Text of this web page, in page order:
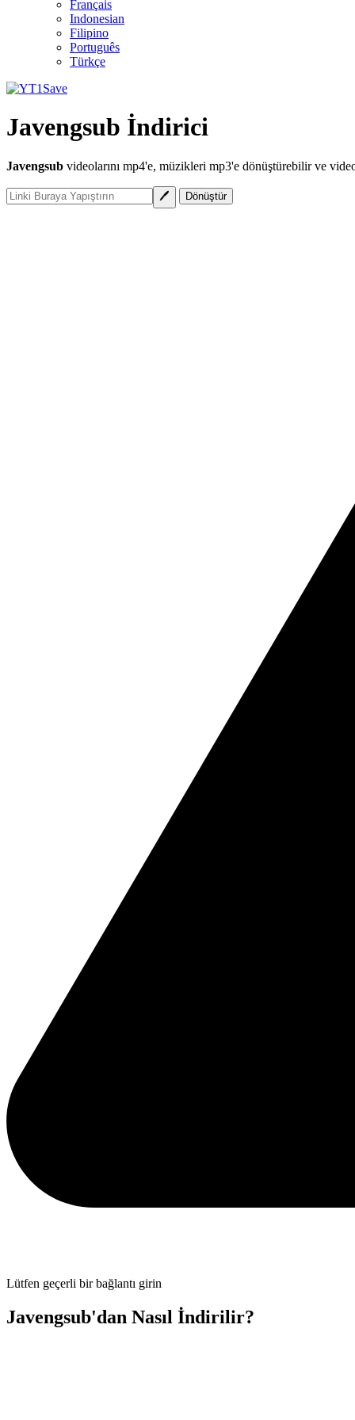
Français
Indonesian
Filipino
Português
Türkçe
Javengsub İndirici
Javengsub videolarını mp4'e, müzikleri mp3'e dönüştürebilir ve
Lütfen geçerli bir bağlantı girin
Javengsub'dan Nasıl İndirilir?